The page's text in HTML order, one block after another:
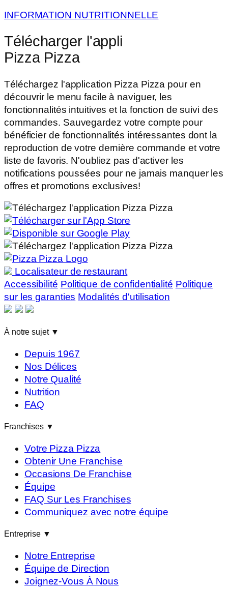
INFORMATION NUTRITIONNELLE
Télécharger l'appli
Pizza Pizza
Téléchargez l'application Pizza Pizza pour en
découvrir le menu facile à naviguer, les
fonctionnalités intuitives et la fonction de suivi des
commandes. Sauvegardez votre compte pour
bénéficier de fonctionnalités intéressantes dont la
reproduction de votre dernière commande et votre
liste de favoris. N'oubliez pas d'activer les
notifications poussées pour ne jamais manquer les
offres et promotions exclusives!
Localisateur de restaurant
Accessibilité Politique de confidentialité Politique
sur les garanties Modalités d'utilisation
À notre sujet ▼
Depuis 1967
Nos Délices
Notre Qualité
Nutrition
FAQ
Franchises ▼
Votre Pizza Pizza
Obtenir Une Franchise
Occasions De Franchise
Équipe
FAQ Sur Les Franchises
Communiquez avec notre équipe
Entreprise ▼
Notre Entreprise
Équipe de Direction
Joignez-Vous À Nous